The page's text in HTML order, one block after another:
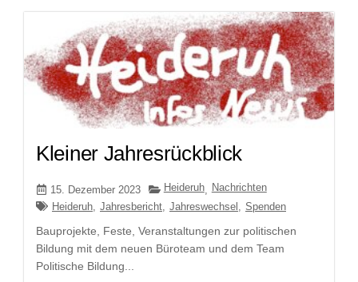
Kleiner Jahresrückblick
15. Dezember 2023 Heideruh,
Nachrichten
Heideruh Jahresbericht Jahreswechsel Spenden
Bauprojekte, Feste, Veranstaltungen zur politischen
Bildung mit dem neuen Büroteam und dem Team
Politische Bildung...